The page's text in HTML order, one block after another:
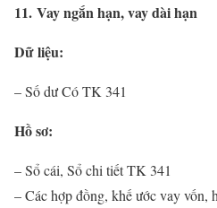
11. Vay ngắn hạn, vay dài hạn
Dữ liệu:
– Số dư Có TK 341
Hồ sơ:
– Sổ cái, Sổ chi tiết TK 341
– Các hợp đồng, khế ước vay vốn,